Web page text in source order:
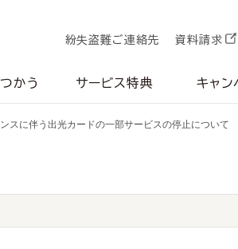
紛失盗難ご連絡先 資料請求
かう サービス特典 キャン
スに伴う出光カードの一部サービスの停止について